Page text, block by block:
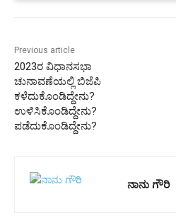
Previous article
2023ರ ವಿಧಾನಸಭಾ
ಚುನಾವಣೆಯಲ್ಲಿ ಬಿಜೆಪಿ
ಕಳೆದುಕೊಂಡಿದ್ದೇನು?
ಉಳಿಸಿಕೊಂಡಿದ್ದೇನು?
ಪಡೆದುಕೊಂಡಿದ್ದೇನು?
ನಾನು ಗೌರಿ